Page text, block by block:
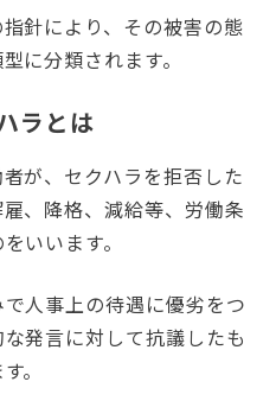
針により、その被害の態
に分類されます。
ラとは
が、セクハラを拒否した
、降格、減給等、労働条
いいます。
人事上の待遇に優劣をつ
発言に対して抗議したも
。